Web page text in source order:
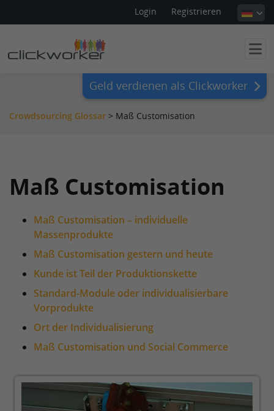
Login Registrieren
Geld verdienen als Clickworker
Crowdsourcing Glossar > Maß Customisation
Maß Customisation
Maß Customisation – individuelle
Massenprodukte
Maß Customisation gestern und heute
Kunde ist Teil der Produktionskette
Standard-Module oder individualisierbare
Vorprodukte
Ort der Individualisierung
Maß Customisation und Social Commerce